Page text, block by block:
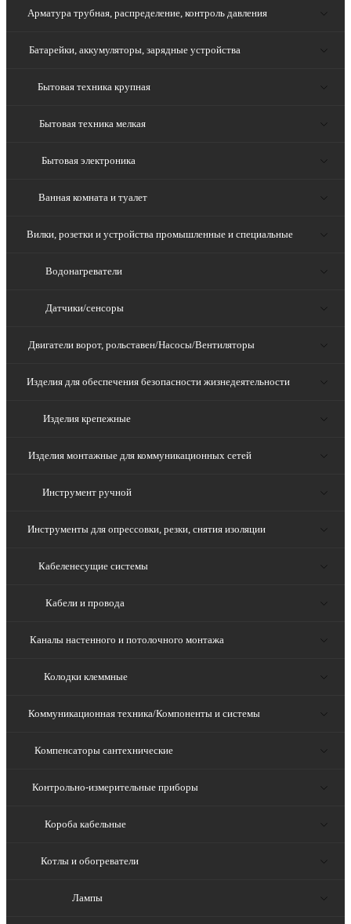
Арматура трубная, распределение, контроль давления
Батарейки, аккумуляторы, зарядные устройства
Бытовая техника крупная
Бытовая техника мелкая
Бытовая электроника
Ванная комната и туалет
Вилки, розетки и устройства промышленные и специальные
Водонагреватели
Датчики/сенсоры
Двигатели ворот, рольставен/Насосы/Вентиляторы
Изделия для обеспечения безопасности жизнедеятельности
Изделия крепежные
Изделия монтажные для коммуникационных сетей
Инструмент ручной
Инструменты для опрессовки, резки, снятия изоляции
Кабеленесущие системы
Кабели и провода
Каналы настенного и потолочного монтажа
Колодки клеммные
Коммуникационная техника/Компоненты и системы
Компенсаторы сантехнические
Контрольно-измерительные приборы
Короба кабельные
Котлы и обогреватели
Лампы